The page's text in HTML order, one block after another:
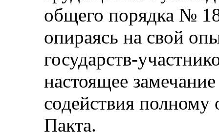
общего порядка №
опираясь на свой
государств-
настоящее
содействия полному
Пакта.